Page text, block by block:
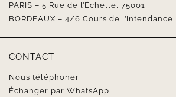
PARIS – 5 Rue de l’Échelle, 75001
BORDEAUX – 4/6 Cours de
CONTACT
Nous téléphoner
Échanger par WhatsApp